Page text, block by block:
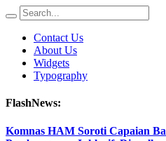
Contact Us
About Us
Widgets
Typography
FlashNews:
Komnas HAM Soroti Capaian